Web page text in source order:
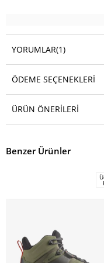
YORUMLAR(1)
ÖDEME SEÇENEKLERI
ÜRÜN ÖNERILERI
Benzer Ürünler